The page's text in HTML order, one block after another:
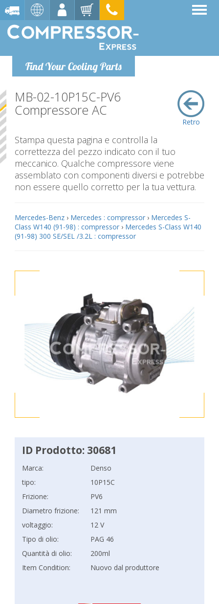
Find Your Cooling Parts
Retro
MB-02-10P15C-PV6
Compressore AC
Stampa questa pagina e controlla la
correttezza del pezzo indicato con il tuo
meccanico. Qualche compressore viene
assemblato con componenti diversi e potrebbe
non essere quello corretto per la tua vettura.
Mercedes-Benz › Mercedes : compressor › Mercedes S-
Class W140 (91-98) : compressor › Mercedes S-Class W140
(91-98) 300 SE/SEL /3.2L : compressor
ID Prodotto: 30681
Marca:
Denso
tipo:
10P15C
Frizione:
PV6
Diametro frizione:
121 mm
voltaggio:
12 V
Tipo di olio:
PAG 46
Quantità di olio:
200ml
Item Condition:
Nuovo dal produttore